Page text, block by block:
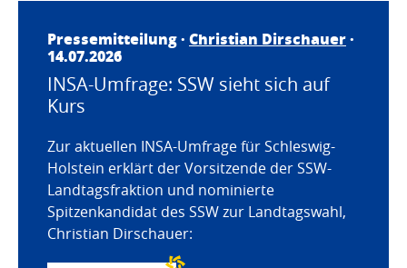
Pressemitteilung · Christian Dirschauer·
14.07.2026
INSA-Umfrage: SSW sieht sich auf
Kurs
Zur aktuellen INSA-Umfrage für Schleswig-
Holstein erklärt der Vorsitzende der SSW-
Landtagsfraktion und nominierte
Spitzenkandidat des SSW zur Landtagswahl,
Christian Dirschauer: